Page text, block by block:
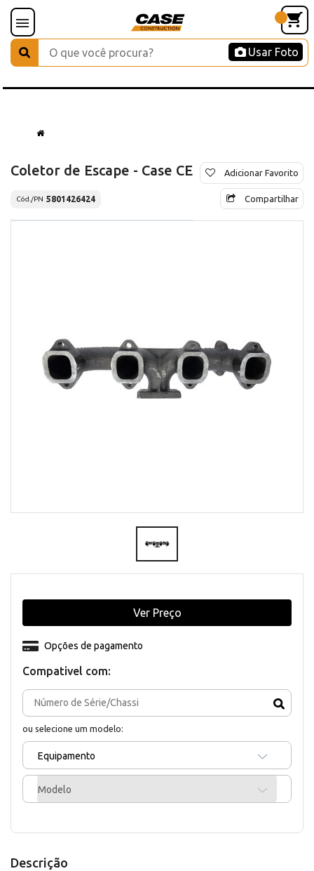
Usar Foto
Coletor de Escape - Case CE
Cód./PN 5801426424
Adicionar Favorito
Compartilhar
Compativel com:
ou selecione um modelo:
Equipamento
Modelo
Opções de pagamento
Ver Preço
Descrição